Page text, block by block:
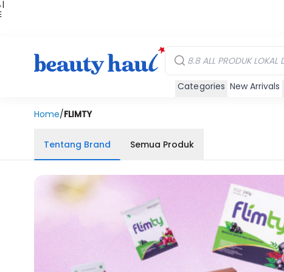
|
Categories New Arrivals
Home/FLIMTY
Tentang Brand Semua Produk